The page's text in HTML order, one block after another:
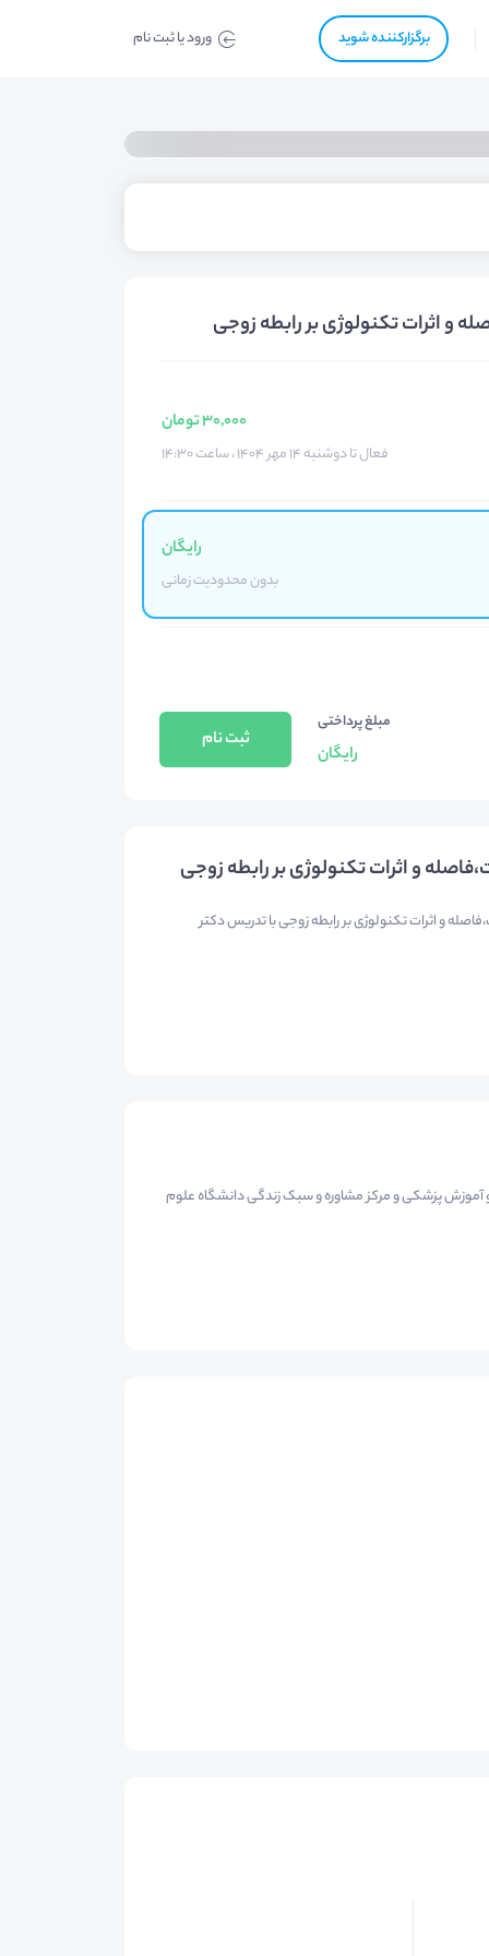
برگزار‌‌کننده شوید ورود یا ثبت نام
و اثرات تکنولوژی بر رابطه زوجی
30,000 تومان
فعال تا دوشنبه ۱۴ مهر ۱۴۰۴ ، ساعت ۱۴:۳۰
رایگان
بدون محدودیت زمانی
مبلغ پرداختی
رایگان
ثبت نام
و اثرات تکنولوژی بر رابطه زوجی
و اثرات تکنولوژی بر رابطه زوجی با تدریس دکتر
و آموزش پزشکی و مرکز مشاوره و سبک زندگی دانشگاه علوم